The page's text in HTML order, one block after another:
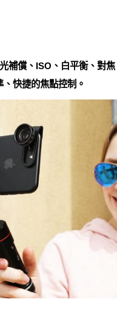
補償、ISO、白平衡、對
快捷的焦點控制。